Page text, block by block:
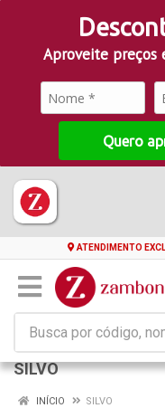
Aproveite preços
Quero
ATENDIMENTO
SILVO
INÍCIO SILVO